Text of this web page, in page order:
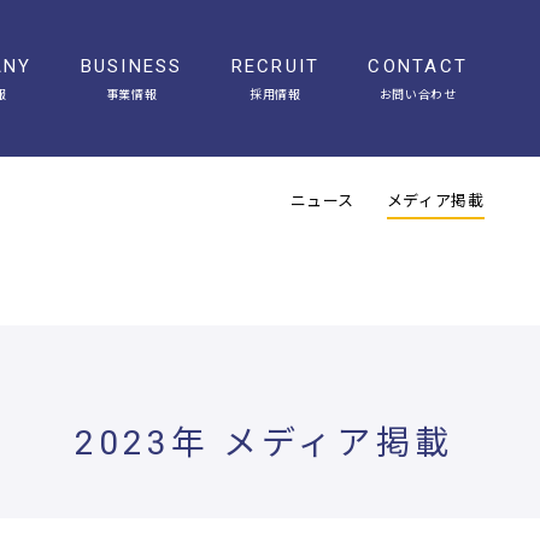
ニュース メディア掲載
BUSINESS
事業情報
RECRUIT
採用情報
CONTACT
お問い合わせ
2023年 メディア掲載